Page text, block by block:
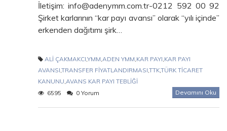
İletişim: info@adenymm.com.tr-0212 592 00 92
Şirket karlarının “kar payı avansı” olarak “yılı içinde”
erkenden dağıtımı şirk…
ALİ ÇAKMAKCI,YMM,ADEN YMM,KAR PAYI,KAR PAYI
AVANSI,TRANSFER FİYATLANDIRMASI,TTK,TÜRK TİCARET
KANUNU,AVANS KAR PAYI TEBLİĞİ
6595
0 Yorum Devamını Oku